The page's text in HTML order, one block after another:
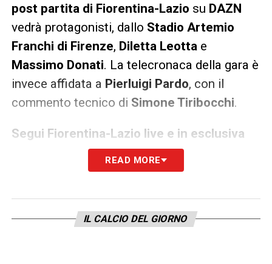
post partita di Fiorentina-Lazio su DAZN
vedrà protagonisti, dallo Stadio Artemio
Franchi di Firenze, Diletta Leotta e
Massimo Donati. La telecronaca della gara è
invece affidata a Pierluigi Pardo, con il
commento tecnico di Simone Tiribocchi.
Segui Fiorentina-Lazio live e in esclusiva
solo su DAZN. Attiva ora
Competizione:Serie A 2020/21
READ MORE
IL CALCIO DEL GIORNO